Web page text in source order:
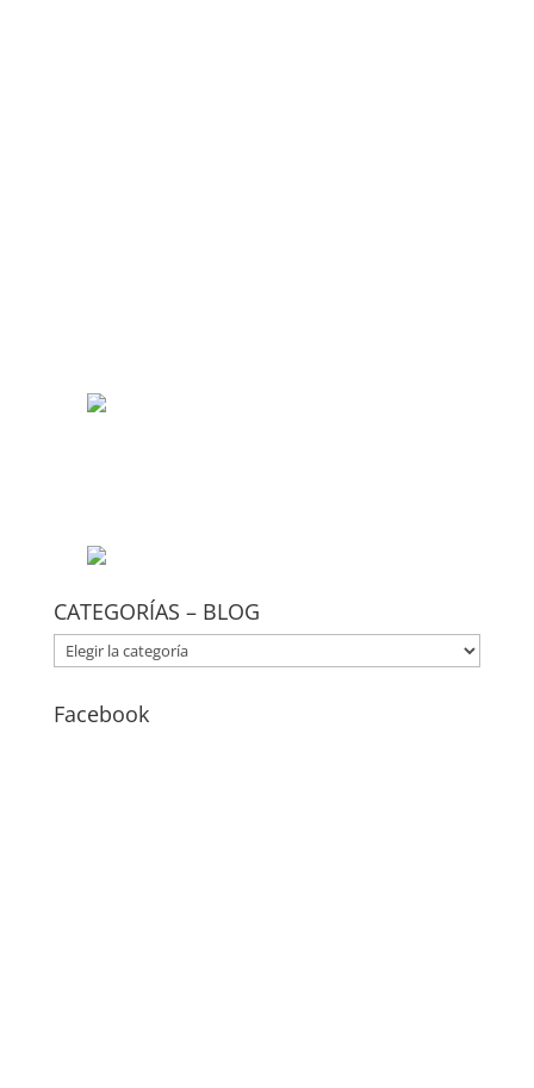
CATEGORÍAS – BLOG
CATEGORÍAS
–
Facebook